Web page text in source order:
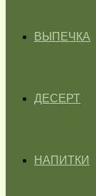
ВЫПЕЧКА
ДЕСЕРТ
НАПИТКИ